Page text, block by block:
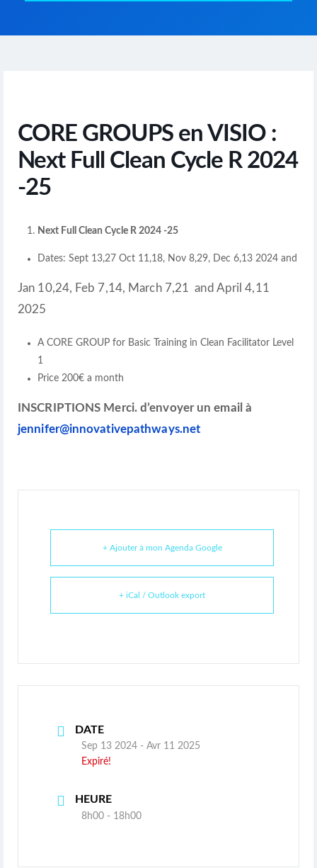
CORE GROUPS en VISIO :
Next Full Clean Cycle R 2024
-25
Next Full Clean Cycle R 2024 -25
Dates: Sept 13,27 Oct 11,18, Nov 8,29, Dec 6,13 2024 and
Jan 10,24, Feb 7,14, March 7,21 and April 4,11
2025
A CORE GROUP for Basic Training in Clean Facilitator Level
1
Price 200€ a month
INSCRIPTIONS Merci. d’envoyer un email à
jennifer@innovativepathways.net
+ Ajouter à mon Agenda Google
+ iCal / Outlook export
DATE
Sep 13 2024 - Avr 11 2025
Expiré!
HEURE
8h00 - 18h00